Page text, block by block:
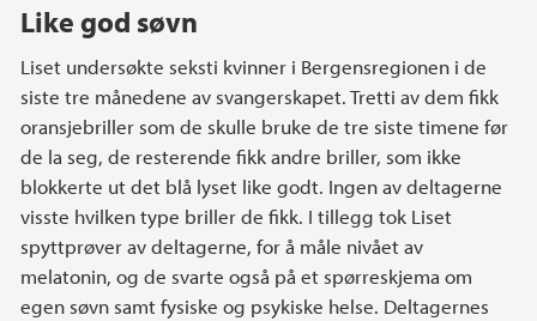
Like god søvn
Liset undersøkte seksti kvinner i Bergensregionen i de
siste tre månedene av svangerskapet. Tretti av dem fikk
oransjebriller som de skulle bruke de tre siste timene før
de la seg, de resterende fikk andre briller, som ikke
blokkerte ut det blå lyset like godt. Ingen av deltagerne
visste hvilken type briller de fikk. I tillegg tok Liset
spyttprøver av deltagerne, for å måle nivået av
melatonin, og de svarte også på et spørreskjema om
egen søvn samt fysiske og psykiske helse. Deltagernes